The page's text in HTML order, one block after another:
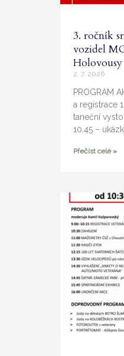
3. ročník
vozidel
Holovousy
2. 7. 2026
PROGRAM
a registrace
taneční
10.45 –
Přečíst celé »